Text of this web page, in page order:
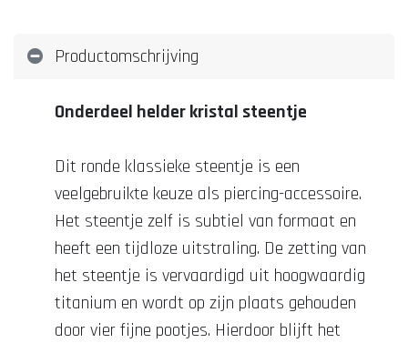
Productomschrijving
Onderdeel helder kristal steentje
Dit ronde klassieke steentje is een
veelgebruikte keuze als piercing-accessoire.
Het steentje zelf is subtiel van formaat en
heeft een tijdloze uitstraling. De zetting van
het steentje is vervaardigd uit hoogwaardig
titanium en wordt op zijn plaats gehouden
door vier fijne pootjes. Hierdoor blijft het